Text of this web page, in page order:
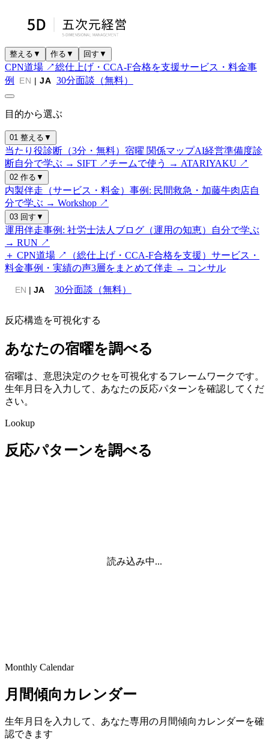
整える ▼ 作る ▼ 回す ▼
CPN道場 ↗総仕上げ・CCA-F合格を支援サービス・料金事
例
EN |JA 30分面談（無料）
目的から選ぶ
01 整える ▼
当たり役診断（3分・無料） 宿曜 関係マップAI経営準備度診
断自分で学ぶ → SIFT ↗チームで使う → ATARIYAKU ↗
02 作る ▼
内製伴走（サービス・料金） 事例: 民間救急・加藤牛肉店自
分で学ぶ → Workshop ↗
03 回す ▼
運用伴走事例: 社労士法人 ブログ（運用の知恵）
自分で学ぶ
→ RUN ↗
＋ CPN道場 ↗（総仕上げ・CCA-F合格を支援） サービス・
料金事例・実績の声3層をまとめて伴走 → コンサル
EN | JA 30分面談（無料）
反応構造を可視化する
あなたの宿曜を調べる
宿曜は、意思決定のクセを可視化するフレームワークです。
生年月日を入力して、あなたの反応パターンを確認してくだ
さい。
Lookup
反応パターンを調べる
読み込み中...
Monthly Calendar
月間傾向カレンダー
生年月日を入力して、あなた専用の月間傾向カレンダーを確
認できます